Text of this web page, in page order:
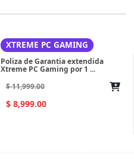
XTREME PC GAMING
Poliza de Garantia extendida
Xtreme PC Gaming por 1 ...
$ 11,999.00
$ 8,999.00